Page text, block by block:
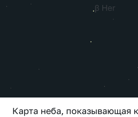
Карта неба, показывающая